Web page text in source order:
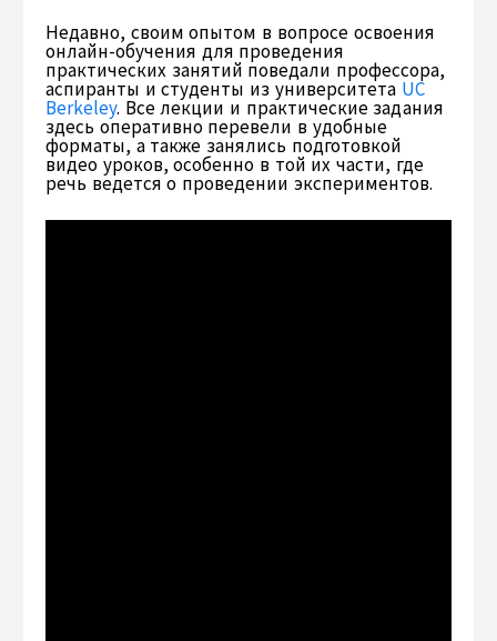
Недавно, своим опытом в вопросе освоения
онлайн-обучения для проведения
практических занятий поведали профессора,
аспиранты и студенты из университета UC
Berkeley. Все лекции и практические задания
здесь оперативно перевели в удобные
форматы, а также занялись подготовкой
видео уроков, особенно в той их части, где
речь ведется о проведении экспериментов.